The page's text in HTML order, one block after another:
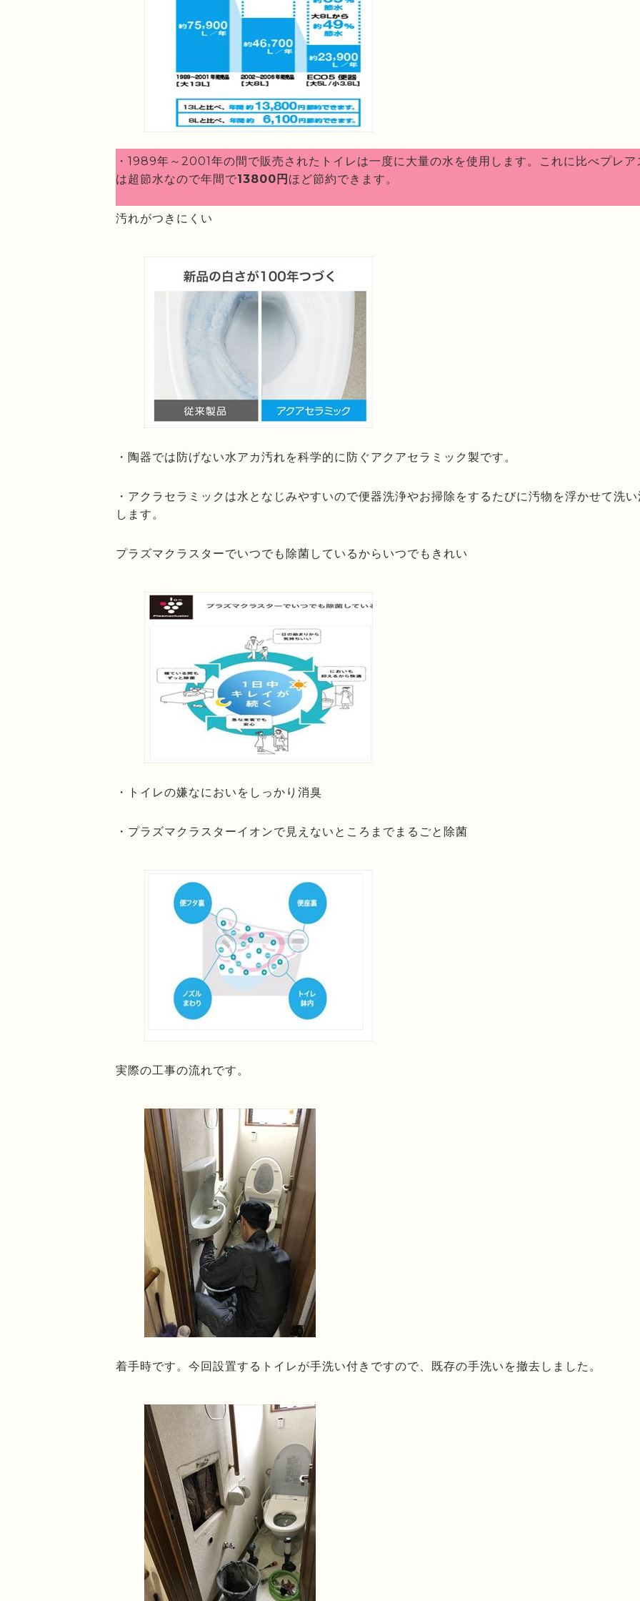
・1989年～2001年の間で販売されたトイレは一度に大量の水を使用します。これに比べプレア
は超節水なので年間で13800円 ほど節約できます。
汚れがつきにくい
・陶器では防げない水アカ汚れを科学的に防ぐアクアセラミック製です。
・アクラセラミックは水となじみやすいので便器洗浄やお掃除をするたびに汚物を浮かせて洗
します。
プラズマクラスターでいつでも除菌しているからいつでもきれい
・トイレの嫌なにおいをしっかり消臭
・プラズマクラスターイオンで見えないところまでまるごと除菌
実際の工事の流れです。
着手時です。今回設置するトイレが手洗い付きですので、既存の手洗いを撤去しました。